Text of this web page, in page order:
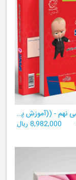
اسمارت ریاضی نهم - ((آموزش پیشرفتۀ ریاضی تیزهوشان و نمونه‌دولتی نهم+ سامانۀ آزمون‌ساز آنلاین))
8,982,000 ریال